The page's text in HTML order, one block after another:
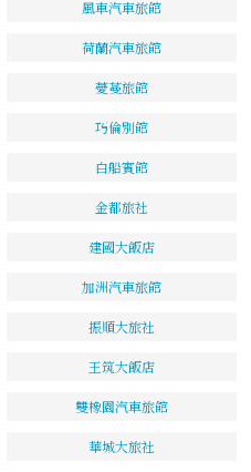
風車汽車旅館
荷蘭汽車旅館
薆蔓旅館
巧倫別館
白船賓館
金都旅社
建國大飯店
加洲汽車旅館
振順大旅社
王筑大飯店
雙橡園汽車旅館
華城大旅社